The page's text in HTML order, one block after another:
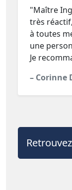
"Maître
très
à toutes
une
Je
– Corinne